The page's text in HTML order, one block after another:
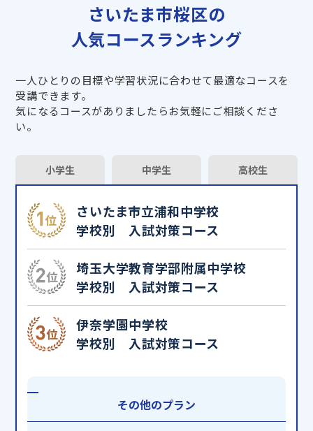
さいたま市桜区の
人気コースランキング
一人ひとりの目標や学習状況に合わせて最適なコースを
受講できます。
気になるコースがありましたらお気軽にご相談くださ
い。
小学生 中学生 高校生
さいたま市立浦和中学校
学校別 入試対策コース
埼玉大学教育学部附属中学校
学校別 入試対策コース
伊奈学園中学校
学校別 入試対策コース
その他のプラン